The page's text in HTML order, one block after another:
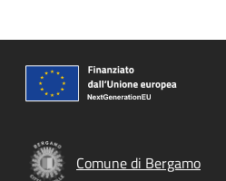
Comune di Bergamo